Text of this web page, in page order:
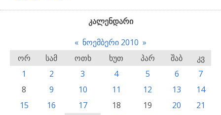
კალენდარი
« ნოემბერი 2010 »
ორ
სამ ოთხ ხუთ პარ შაბ
კვ
1
2 3 4 5 6
7
8
9 10 11 12 13
14
15
16 17 18 19 20
21